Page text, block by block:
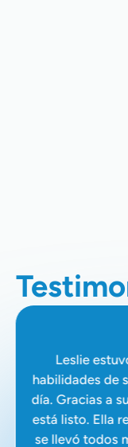
Leslie
habilidades de
día. Gracias a
está listo. Ella
se llevó todos